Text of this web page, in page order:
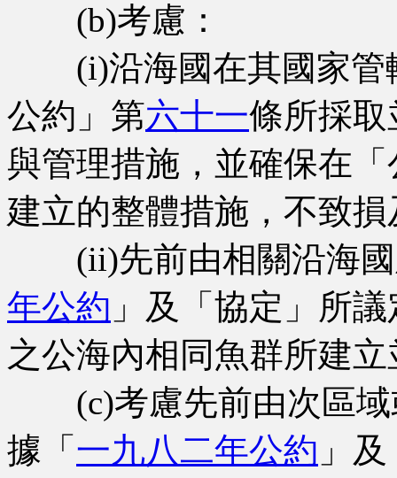
(b)考慮：
(i)沿海國在其國家管
公約」第六十一條所採
與管理措施，並確保在
建立的整體措施，不致
(ii)先前由相關沿海國
年公約 」及「協定」所
之公海內相同魚群所建
(c)考慮先前由次區域
據「 一九八二年公約 」